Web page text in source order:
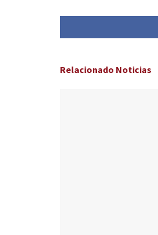
Relacionado Noticias